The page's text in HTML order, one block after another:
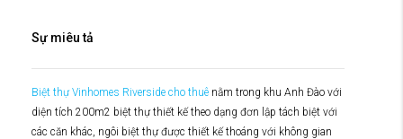
Sự miêu tả
Biệt thự Vinhomes Riverside cho thuê nằm trong khu Anh Đào với
diện tích 200m2 biệt thự thiết kế theo dạng đơn lập tách biệt với
các căn khác, ngôi biệt thự được thiết kế thoáng với không gian